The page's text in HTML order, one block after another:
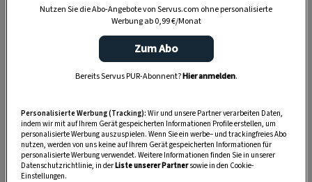
Anzeige
Nutzen Sie die Abo-Angebote von Servus.com ohne personalisierte
Werbung ab 0,99 €/Monat
Zum Abo
Bereits Servus PUR-Abonnent?Hier anmelden.
Personalisierte Werbung (Tracking): Wir und unsere Partner verarbeiten Daten,
indem wir mit auf Ihrem Gerät gespeicherten Informationen Profile erstellen, um
personalisierte Werbung auszuspielen. Wenn Sie ein werbe– und trackingfreies Abo
nutzen, werden von uns keine auf Ihrem Gerät gespeicherten Informationen für
personalisierte Werbung verwendet. Weitere Informationen finden Sie in unserer
Datenschutzrichtlinie, in derListe unserer Partnersowie in den Cookie-
Einstellungen.